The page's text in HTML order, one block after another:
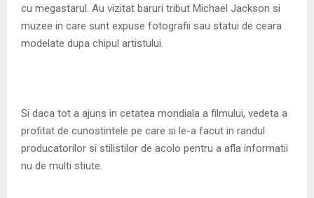
cu megastarul. Au vizitat baruri tribut Michael Jackson si
muzee in care sunt expuse fotografii sau statui de ceara
modelate dupa chipul artistului.
Si daca tot a ajuns in cetatea mondiala a filmului, vedeta a
profitat de cunostintele pe care si le-a facut in randul
producatorilor si stilistilor de acolo pentru a afla informatii
nu de multi stiute.